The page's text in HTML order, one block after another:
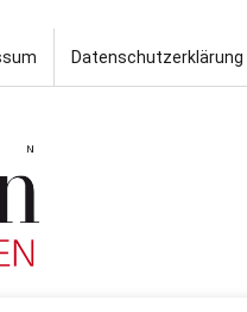
Datenschutzerklärung